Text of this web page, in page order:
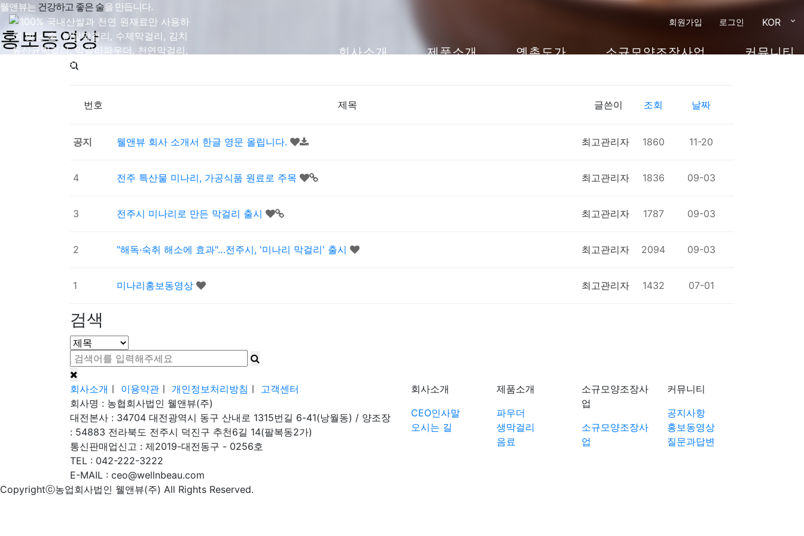
회원가입 로그인 KOR
회사소개 제품소개 옛촌도가 소규모양조장사업 커뮤니티
웰앤뷰는 건강하고 좋은 술을 만듭니다.
홍보동영상
번호 제목 글쓴이 조회 날짜
공지 웰앤뷰 회사 소개서 한글 영문 올립니다. 최고관리자 1860 11-20
4 전주 특산물 미나리, 가공식품 원료로 주목 최고관리자 1836 09-03
3 전주시 미나리로 만든 막걸리 출시 최고관리자 1787 09-03
2 "해독·숙취 해소에 효과"…전주시, '미나리 막걸리' 출시 최고관리자 2094 09-03
1 미나리홍보동영상 최고관리자 1432 07-01
검색
회사소개 ㅣ 이용약관 ㅣ 개인정보처리방침 ㅣ
고객센터
회사명 : 농협회사법인 웰앤뷰(주)
대전본사 : 34704 대전광역시 동구 산내로 1315번길 6-41(낭월동) / 양조장
: 54883 전라북도 전주시 덕진구 추천6길 14(팔복동2가)
통신판매업신고 : 제2019-대전동구 - 0256호
TEL : 042-222-3222
E-MAIL : ceo@wellnbeau.com
회사소개
CEO인사말
오시는 길
제품소개
파우더
생막걸리
음료
소규모양조장사
업
소규모양조장사
업
커뮤니티
공지사항
홍보동영상
질문과답변
Copyrightⓒ농업회사법인 웰앤뷰(주) All Rights Reserved.